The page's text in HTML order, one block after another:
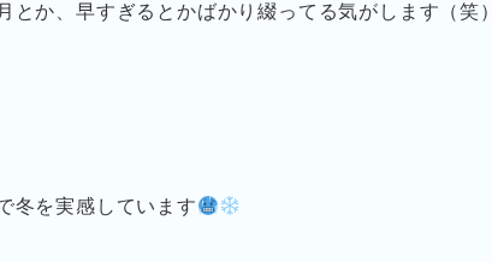
とか、早すぎるとかばかり綴ってる気がします（笑）
冬を実感しています